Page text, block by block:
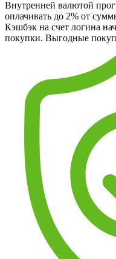
Внутренней валютой
оплачивать до 2% от
Кэшбэк на счет логина
покупки. Выгодные